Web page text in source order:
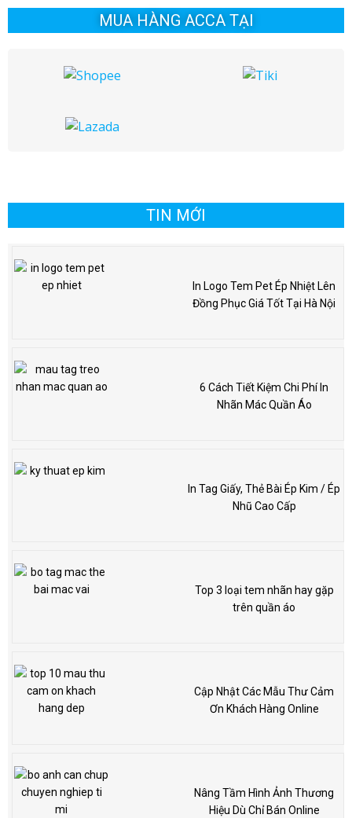
MUA HÀNG ACCA TẠI
TIN MỚI
In Logo Tem Pet Ép Nhiệt Lên
Đồng Phục Giá Tốt Tại Hà Nội
6 Cách Tiết Kiệm Chi Phí In
Nhãn Mác Quần Áo
In Tag Giấy, Thẻ Bài Ép Kim / Ép
Nhũ Cao Cấp
Top 3 loại tem nhãn hay gặp
trên quần áo
Cập Nhật Các Mẫu Thư Cảm
Ơn Khách Hàng Online
Nâng Tầm Hình Ảnh Thương
Hiệu Dù Chỉ Bán Online